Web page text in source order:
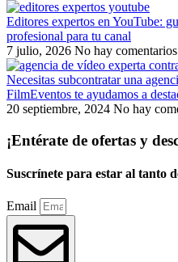
Editores expertos en YouTube:
profesional para tu canal
7 julio, 2026 No hay comentarios
Necesitas subcontratar una
FilmEventos te ayudamos a
20 septiembre, 2024 No hay
¡Entérate de ofertas y
Suscrínete para estar al tanto
Email